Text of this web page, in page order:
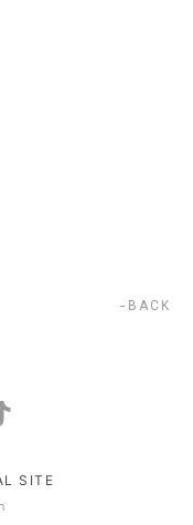
BACK
SITE